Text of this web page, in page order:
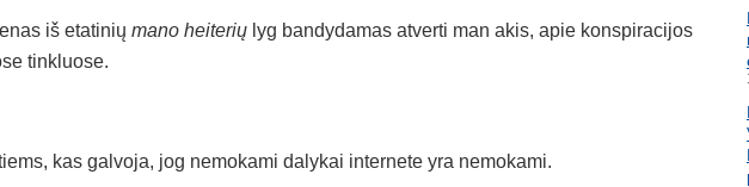
iš etatinių mano heiterių lyg bandydamas atverti man akis, apie konspiracijos
tinkluose.
kas galvoja, jog nemokami dalykai internete yra nemokami.